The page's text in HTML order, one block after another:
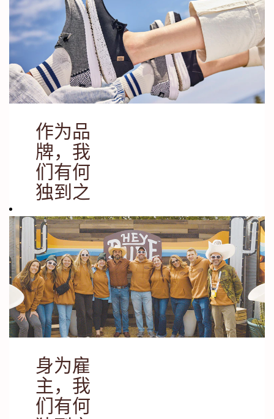
年 4 月登陆美
国。2022 年 2
月，Crocs, Inc.
收购了
HEYDUDE，为
两大品牌带来无
限发展商机。未
迎与我们携手书
写未来。
作为品
牌，我
们有何
独到之
处？
HEYDUDE 专注
于制作超级舒适
且酷炫的鞋履。
穿着舒适的鞋子
会让您感觉良
好，每走一步都
像是对双足的友
力于帮助您寻找
纯粹快乐时光并
分享给相处最舒
适之人。
身为雇
主，我
们有何